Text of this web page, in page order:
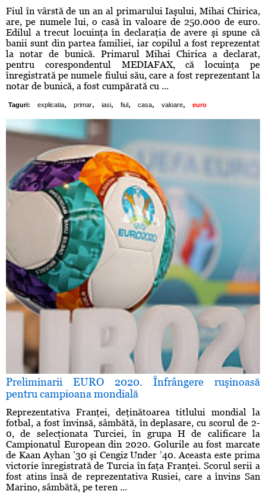
Fiul în vârstă de un an al primarului Iaşului, Mihai Chirica,
are, pe numele lui, o casă în valoare de 250.000 de euro.
Edilul a trecut locuinţa în declaraţia de avere şi spune că
banii sunt din partea familiei, iar copilul a fost reprezentat
la notar de bunică. Primarul Mihai Chirica a declarat,
pentru corespondentul MEDIAFAX, că locuinţa pe
înregistrată pe numele fiului său, care a fost reprezentant la
notar de bunică, a fost cumpărată cu ...
Taguri: explicatia, primar, iasi, fiul , casa, valoare, euro
Preliminarii EURO 2020. Înfrângere ruşinoasă
pentru campioana mondială
Reprezentativa Franţei, deţinătoarea titlului mondial la
fotbal, a fost învinsă, sâmbătă, în deplasare, cu scorul de 2-
0, de selecţionata Turciei, în grupa H de calificare la
Campionatul European din 2020. Golurile au fost marcate
de Kaan Ayhan ’30 şi Cengiz Under ’40. Aceasta este prima
victorie înregistrată de Turcia în faţa Franţei. Scorul serii a
fost atins însă de reprezentativa Rusiei, care a învins San
Marino, sâmbătă, pe teren ...